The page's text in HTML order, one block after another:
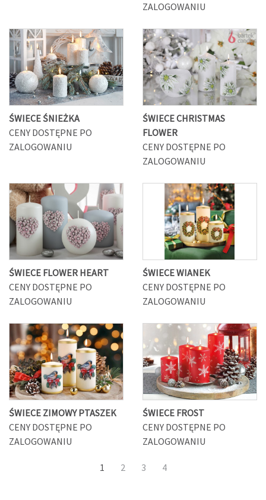
ZALOGOWANIU
ŚWIECE ŚNIEŻKA
CENY DOSTĘPNE PO
ZALOGOWANIU
ŚWIECE CHRISTMAS
FLOWER
CENY DOSTĘPNE PO
ZALOGOWANIU
ŚWIECE FLOWER HEART
CENY DOSTĘPNE PO
ZALOGOWANIU
ŚWIECE WIANEK
CENY DOSTĘPNE PO
ZALOGOWANIU
ŚWIECE ZIMOWY PTASZEK
CENY DOSTĘPNE PO
ZALOGOWANIU
ŚWIECE FROST
CENY DOSTĘPNE PO
ZALOGOWANIU
1 2 3 4